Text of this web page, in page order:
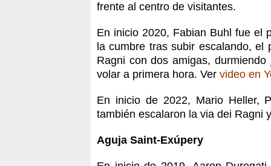
frente al centro de visitantes.
En inicio 2020, Fabian Buhl fue el
la cumbre tras subir escalando, el
Ragni con dos amigas,
volar a primera hora. Ver video en
En inicio de 2022, Mario Heller,
también escalaron la via dei Ragni
Aguja Saint-Exúpery